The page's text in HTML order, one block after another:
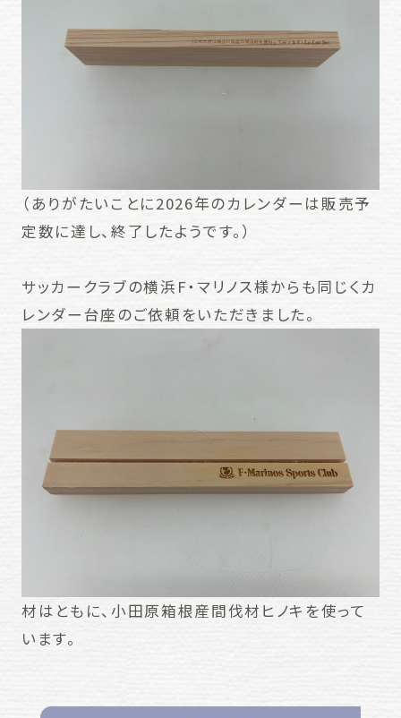
（ありがたいことに2026年のカレンダーは販売予
定数に達し、終了したようです。）
サッカークラブの横浜F・マリノス様からも同じくカ
レンダー台座のご依頼をいただきました。
材はともに、小田原箱根産間伐材ヒノキを使って
います。